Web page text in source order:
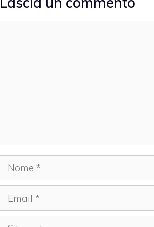
Nome
Email
Sito